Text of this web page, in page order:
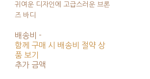
귀여운 디자인에 고급스러운 브론
즈 바디
배송비 -
함께 구매 시 배송비 절약 상
품 보기
추가 금액